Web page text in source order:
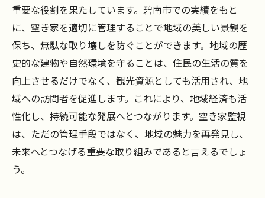
重要な役割を果たしています。碧南市での実績をもと
に、空き家を適切に管理することで地域の美しい景観を
保ち、無駄な取り壊しを防ぐことができます。地域の歴
史的な建物や自然環境を守ることは、住民の生活の質を
向上させるだけでなく、観光資源としても活用され、地
域への訪問者を促進します。これにより、地域経済も活
性化し、持続可能な発展へとつながります。空き家監視
は、ただの管理手段ではなく、地域の魅力を再発見し、
未来へとつなげる重要な取り組みであると言えるでしょ
う。